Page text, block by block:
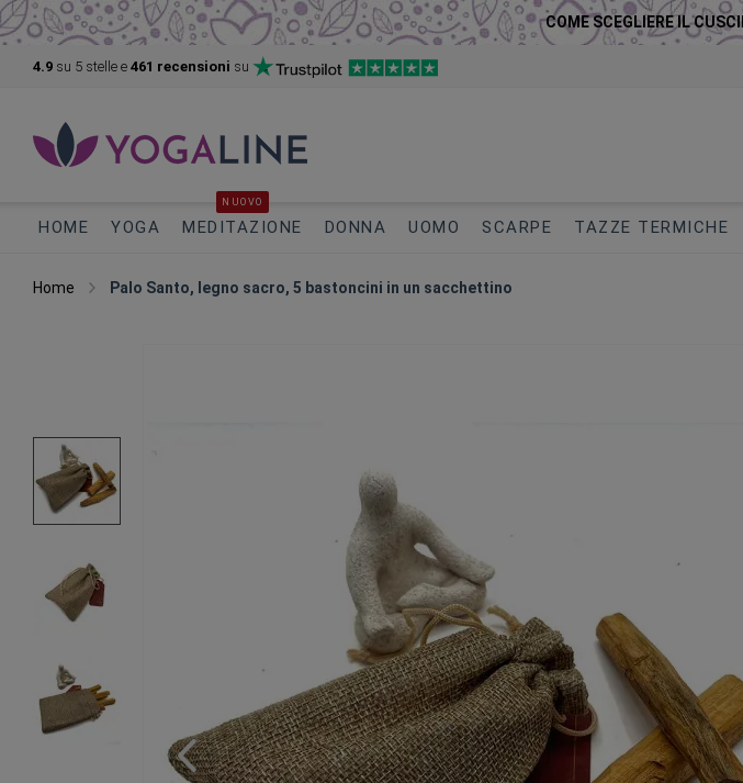
COME SCEGLIERE IL
4.9 su 5 stelle e 461 recensioni su
HOME YOGA MEDITAZIONE
NUOVO
DONNA UOMO SCARPE TAZZE TERMICHE
Home Palo Santo, legno sacro, 5 bastoncini in un sacchettino
galleria
immagini